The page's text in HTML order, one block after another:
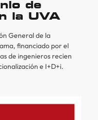
de
la UVA
General de la
financiado por el
de ingenieros recien
e I+D+i.